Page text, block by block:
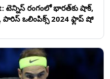
టెన్నిస్ రంగంలో భారత్‌కు షాక్,
పారిస్ ఒలింపిక్స్ 2024 ఫ్లాప్ షో